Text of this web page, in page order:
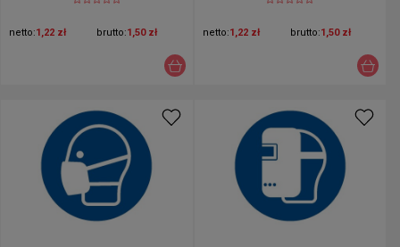
netto:1,22 zł brutto:1,50 zł netto:1,22 zł brutto:1,50 zł